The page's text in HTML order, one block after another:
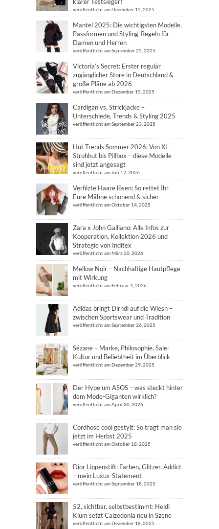
veröffentlicht am Dezember 12, 2025
Mantel 2025: Die wichtigsten Modelle,
Passformen und Styling-Regeln für
Damen und Herren
veröffentlicht am September 25, 2025
Victoria’s Secret: Erster regulär
zugänglicher Store in Deutschland &
große Pläne ab 2026
veröffentlicht am Dezember 15, 2025
Cardigan vs. Strickjacke –
Unterschiede, Trends & Styling 2025
veröffentlicht am September 23, 2025
Hut Trends Sommer 2026: Von XL-
Strohhut bis Pillbox – diese Modelle
sind jetzt angesagt
veröffentlicht am Juli 12, 2026
Verfilzte Haare lösen: So rettet Ihr
Eure Mähne schonend & sicher
veröffentlicht am Oktober 14, 2025
Zara x John Galliano: Alle Infos zur
Kooperation, Kollektion 2026 und
Strategie von Inditex
veröffentlicht am März 20, 2026
Mellow Noir – Nachhaltige Hautpflege
mit Wirkung
veröffentlicht am Februar 4, 2026
Adidas bringt Dirndl auf die Wiesn –
zwischen Sportswear und Tradition
veröffentlicht am September 26, 2025
Sézane – Marke, Philosophie, Sale-
Kultur und Beliebtheit im Überblick
veröffentlicht am Dezember 29, 2025
Der Hype um ASOS – was steckt hinter
dem Mode-Giganten wirklich?
veröffentlicht am April 30, 2026
Cordhose cool gestylt: So trägt man sie
jetzt im Herbst 2025
veröffentlicht am Oktober 18, 2025
Dior Lippenstift: Farben, Glitzer, Addict
– mein Luxus-Statement
veröffentlicht am September 18, 2025
52, sichtbar, selbstbestimmt: Heidi
Klum setzt Calzedonia neu in Szene
veröffentlicht am Dezember 18, 2025